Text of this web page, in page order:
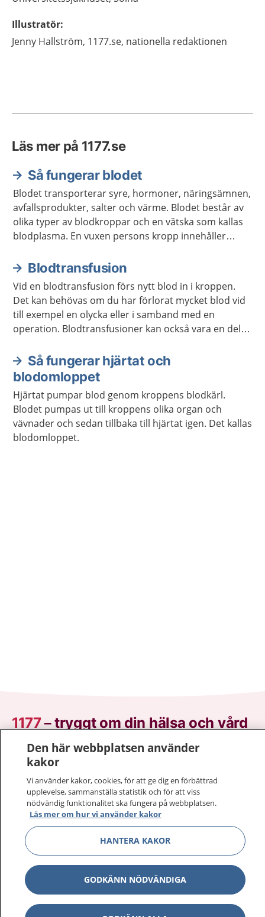
Illustratör:
Jenny Hallström, 1177.se, nationella redaktionen
Läs mer på 1177.se
Så fungerar blodet
Blodet transporterar syre, hormoner, näringsämnen,
avfallsprodukter, salter och värme. Blodet består av
olika typer av blodkroppar och en vätska som kallas
blodplasma. En vuxen persons kropp innehåller
Blodtransfusion
Vid en blodtransfusion förs nytt blod in i kroppen.
Det kan behövas om du har förlorat mycket blod vid
till exempel en olycka eller i samband med en
operation. Blodtransfusioner kan också vara en del i
Så fungerar hjärtat och
blodomloppet
Hjärtat pumpar blod genom kroppens blodkärl.
Blodet pumpas ut till kroppens olika organ och
vävnader och sedan tillbaka till hjärtat igen. Det kallas
blodomloppet.
1177–tryggt om din hälsa och vård
På 1177.se får du råd om hälsa och information om
sjukdomar och vilka mottagningar du kan kontakta.
Logga in för att läsa din journal och göra dina
vårdärenden. Ring telefonnummer 1177 för
sjukvårdsrådgivning dygnet runt.
1177 ger dig råd när du vill må bättre.
1177 på flera språk Visa
Den här webbplatsen använder
kakor
Vi använder kakor, cookies, för att ge dig en förbättrad
upplevelse, sammanställa statistik och för att viss
nödvändig funktionalitet ska fungera på webbplatsen.
Läs mer om hur vi använder kakor
HANTERA KAKOR
GODKÄNN NÖDVÄNDIGA